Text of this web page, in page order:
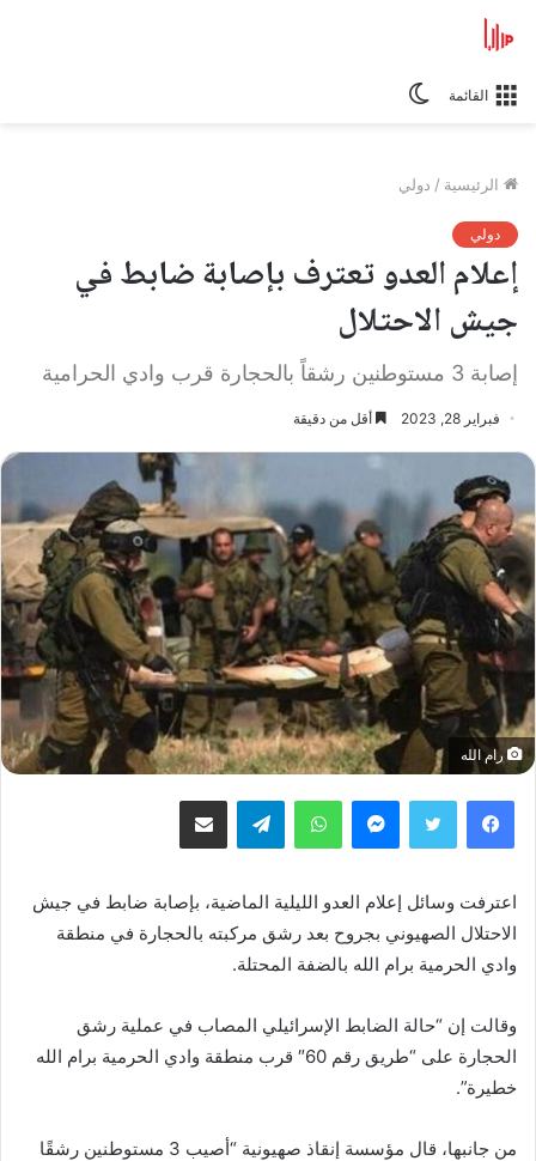
القائمة
الرئيسية / دولي
دولي
إعلام العدو تعترف بإصابة ضابط في
جيش الاحتلال
إصابة 3 مستوطنين رشقاً بالحجارة قرب وادي الحرامية
فبراير 28, 2023 أقل من دقيقة
رام الله
فيسبوك تويتر ماسنجر واتساب تيلقرام مشاركة عبر البريد
اعترفت وسائل إعلام العدو الليلية الماضية، بإصابة ضابط في جيش
الاحتلال الصهيوني بجروح بعد رشق مركبته بالحجارة في منطقة
وادي الحرمية برام الله بالضفة المحتلة.
وقالت إن “حالة الضابط الإسرائيلي المصاب في عملية رشق
الحجارة على “طريق رقم 60″ قرب منطقة وادي الحرمية برام الله
خطيرة”.
من جانبها، قال مؤسسة إنقاذ صهيونية “أصيب 3 مستوطنين رشقًا